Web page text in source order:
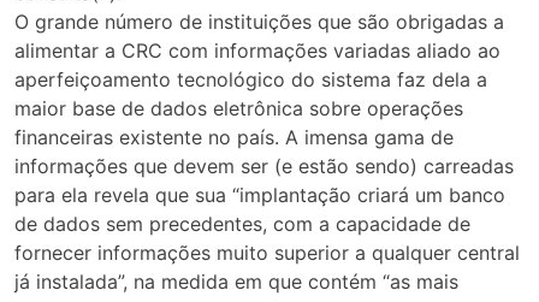
O grande número de instituições que são obrigadas a
alimentar a CRC com informações variadas aliado ao
aperfeiçoamento tecnológico do sistema faz dela a
maior base de dados eletrônica sobre operações
financeiras existente no país. A imensa gama de
informações que devem ser (e estão sendo) carreadas
para ela revela que sua “implantação criará um banco
de dados sem precedentes, com a capacidade de
fornecer informações muito superior a qualquer central
já instalada”, na medida em que contém “as mais